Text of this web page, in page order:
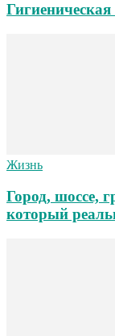
Жизнь
Город, шоссе,
который